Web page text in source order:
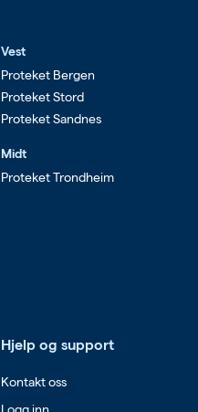
Vest
Proteket Bergen
Proteket Stord
Proteket Sandnes
Midt
Proteket Trondheim
Hjelp og support
Kontakt oss